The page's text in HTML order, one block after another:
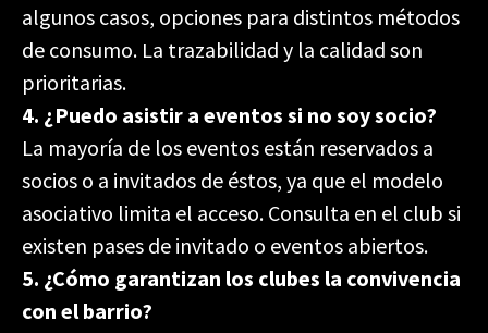
algunos casos, opciones para distintos métodos
de consumo. La trazabilidad y la calidad son
prioritarias.
4. ¿Puedo asistir a eventos si no soy socio?
La mayoría de los eventos están reservados a
socios o a invitados de éstos, ya que el modelo
asociativo limita el acceso. Consulta en el club si
existen pases de invitado o eventos abiertos.
5. ¿Cómo garantizan los clubes la convivencia
con el barrio?